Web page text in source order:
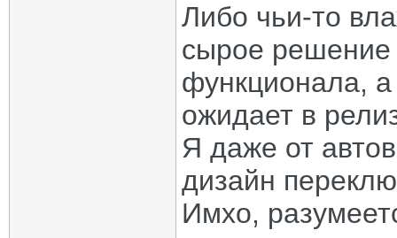
Либо чьи-то
сырое решение
функционала,
ожидает в
Я даже от
дизайн
Имхо,